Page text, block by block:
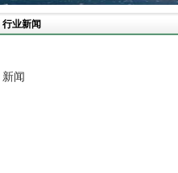
行业新闻
新闻